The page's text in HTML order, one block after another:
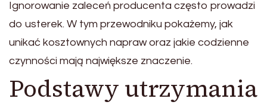
Ignorowanie zaleceń producenta często prowadzi
do usterek. W tym przewodniku pokażemy, jak
unikać kosztownych napraw oraz jakie codzienne
czynności mają największe znaczenie.
Podstawy utrzymania